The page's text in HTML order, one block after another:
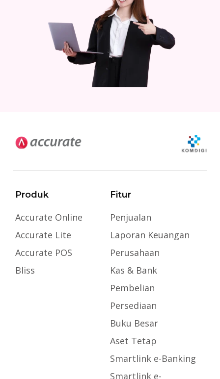
Produk
Accurate Online
Accurate Lite
Accurate POS
Bliss
Fitur
Penjualan
Laporan Keuangan
Perusahaan
Kas & Bank
Pembelian
Persediaan
Buku Besar
Aset Tetap
Smartlink e-Banking
Smartlink e-